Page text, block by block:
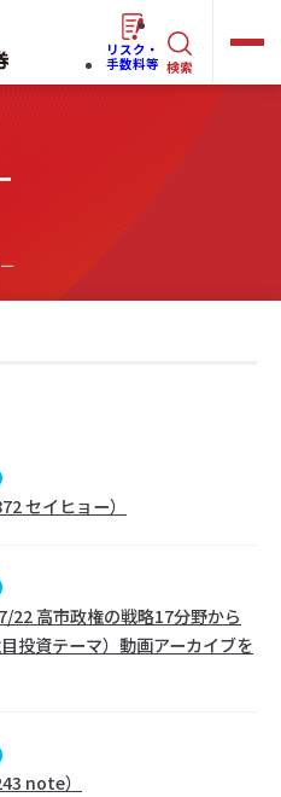
リスク・
手数料等 検索
セイヒョー）
22 高市政権の戦略17分野から
投資テーマ）動画アーカイブを
note）